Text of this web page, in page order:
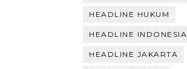
HEADLINE HUKUM
HEADLINE INDONESIA
HEADLINE JAKARTA